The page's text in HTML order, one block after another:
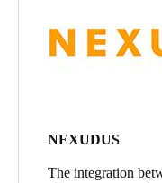
NEXUDUS
The integration